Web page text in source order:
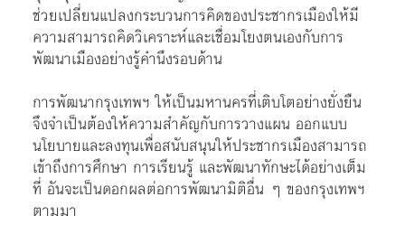
ช่วยเปลี่ยนแปลงกระบวนการคิดของประชากรเมืองให้มี
ความสามารถคิดวิเคราะห์และเชื่อมโยงตนเองกับการ
พัฒนาเมืองอย่างรู้คำนึงรอบด้าน
การพัฒนากรุงเทพฯ ให้เป็นมหานครที่เติบโตอย่างยั่งยืน
จึงจำเป็นต้องให้ความสำคัญกับการวางแผน ออกแบบ
นโยบายและลงทุนเพื่อสนับสนุนให้ประชากรเมืองสามารถ
เข้าถึงการศึกษา การเรียนรู้ และพัฒนาทักษะได้อย่างเต็ม
ที่ อันจะเป็นดอกผลต่อการพัฒนามิติอื่น ๆ ของกรุงเทพฯ
ตามมา